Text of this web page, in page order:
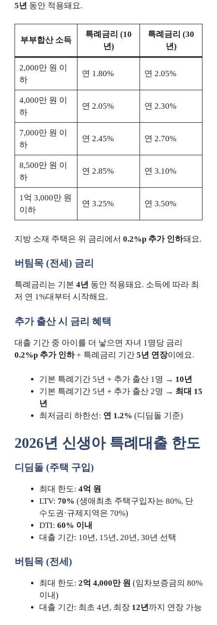
5년 동안 적용돼요.
부부합산 소득
특례금리 (10
년)
특례금리 (30
년)
2,000만 원 이
하
연 1.80% 연 2.05%
4,000만 원 이
하
연 2.05% 연 2.30%
7,000만 원 이
하
연 2.45% 연 2.70%
8,500만 원 이
하
연 2.85% 연 3.10%
1억 3,000만 원
이하
연 3.25% 연 3.50%
지방 소재 주택은 위 금리에서 0.2%p 추가 인하돼요.
버팀목 (전세) 금리
특례금리는 기본 4년 동안 적용돼요. 소득에 따라 최
저 연 1%대부터 시작해요.
추가 출산 시 금리 혜택
대출 기간 중 아이를 더 낳으면 자녀 1명당 금리
0.2%p 추가 인하+ 특례금리 기간 5년 연장이에요.
기본 특례기간 5년 + 추가 출산 1명 → 10년
기본 특례기간 5년 + 추가 출산 2명 → 최대 15
년
최저금리 하한선: 연 1.2% (디딤돌 기준)
2026년 신생아 특례대출 한도
디딤돌 (주택 구입)
최대 한도: 4억 원
LTV: 70% (생애최초 주택구입자는 80%, 단
수도권·규제지역은 70%)
DTI: 60% 이내
대출 기간: 10년, 15년, 20년, 30년 선택
버팀목 (전세)
최대 한도: 2억 4,000만 원 (임차보증금의 80%
이내)
대출 기간: 최초 4년, 최장 12년까지 연장 가능